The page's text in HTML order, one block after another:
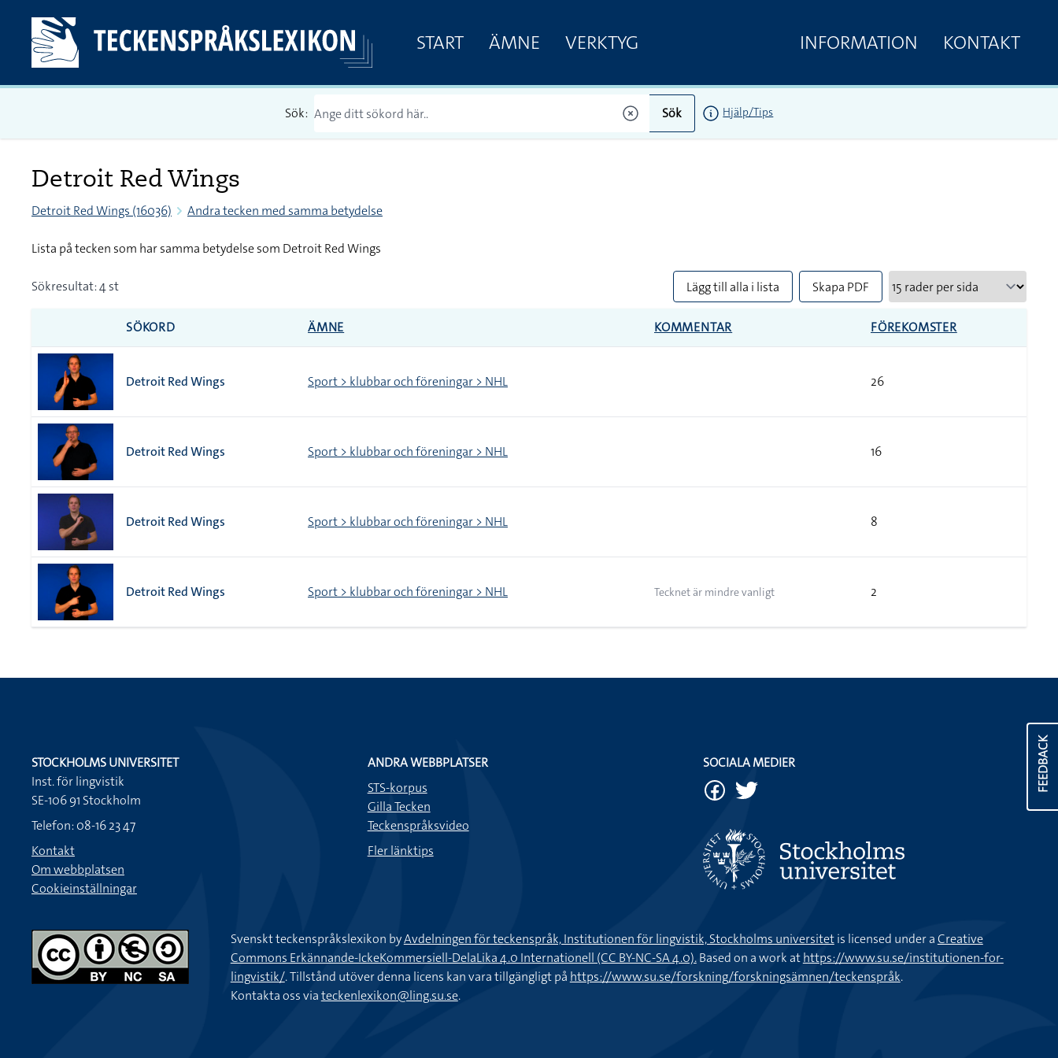
START ÄMNE VERKTYG INFORMATION KONTAKT
Sök: Sök Hjälp/Tips
Detroit Red Wings
Detroit Red Wings (16036) Andra tecken med samma betydelse
Lista på tecken som har samma betydelse som Detroit Red Wings
Sökresultat: 4 st Lägg till alla i lista Skapa PDF
SÖKORD ÄMNE KOMMENTAR FÖREKOMSTER
Detroit Red Wings Sport > klubbar och föreningar > NHL 26
Detroit Red Wings Sport > klubbar och föreningar > NHL 16
Detroit Red Wings Sport > klubbar och föreningar > NHL 8
Detroit Red Wings Sport > klubbar och föreningar > NHL Tecknet är mindre vanligt 2
FEEDBACK
STOCKHOLMS UNIVERSITET
Inst. för lingvistik
SE-106 91 Stockholm
Telefon: 08-16 23 47
Kontakt
Om webbplatsen
Cookieinställningar
ANDRA WEBBPLATSER
STS-korpus
Gilla Tecken
Teckenspråksvideo
Fler länktips
SOCIALA MEDIER
Svenskt teckenspråkslexikon byAvdelningen för teckenspråk, Institutionen för lingvistik, Stockholms universitetis licensed under aCreative
Commons Erkännande-IckeKommersiell-DelaLika 4.0 Internationell (CC BY-NC-SA 4.0).Based on a work athttps://www.su.se/institutionen-for-
lingvistik/. Tillstånd utöver denna licens kan vara tillgängligt på https://www.su.se/forskning/forskningsämnen/teckenspråk.
Kontakta oss viateckenlexikon@ling.su.se.